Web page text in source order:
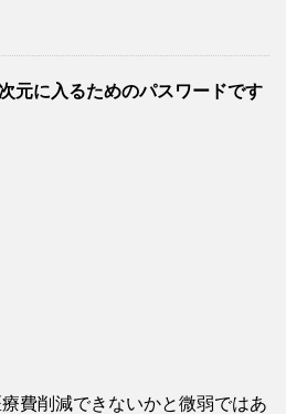
元に入るためのパスワードです
費削減できないかと微弱ではあ